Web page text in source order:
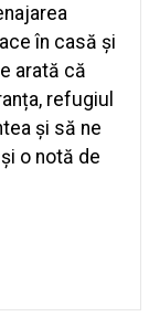
în casă și
arată că
refugiul
și să ne
o notă de